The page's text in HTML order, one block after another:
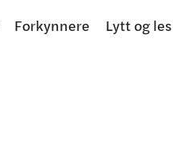
Forkynnere Lytt og les